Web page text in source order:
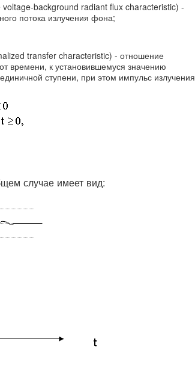
background radiant flux characteristic) -
потока излучения фона;
transfer characteristic) - отношение
времени, к установившемуся значению
ступени, при этом импульс излучения
случае имеет вид: